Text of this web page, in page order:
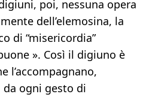
poi, nessuna opera
dell’elemosina, la
di “misericordia”
». Così il digiuno è
l’accompagnano,
ogni gesto di